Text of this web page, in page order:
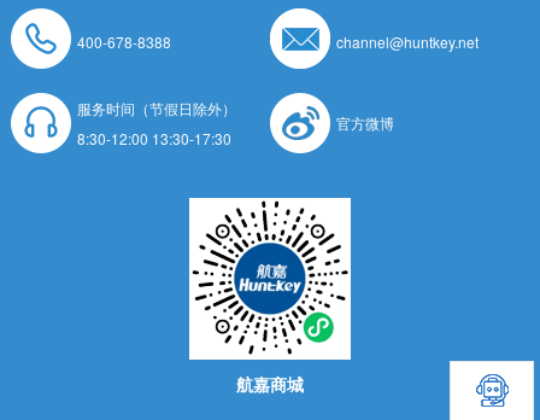
400-678-8388 channel@huntkey.net
服务时间（节假日除外）
8:30-12:00 13:30-17:30
官方微博
航嘉商城